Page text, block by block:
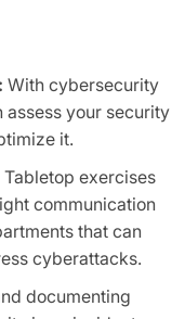
AI の原則
find and exploit
With cybersecurity
your security
it.
Tabletop exercises
communication
that can
cyberattacks.
documenting